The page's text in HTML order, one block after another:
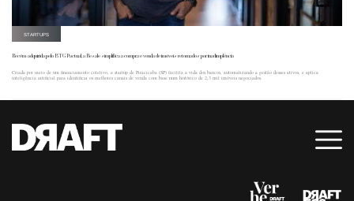
STARTUPS
Recém-adquirida pelo BTG Pactual, a Resale simplifica a compra e venda de imóveis retomados por inadimplência
Criada por meio de um financiamento coletivo, a startup de Piracicaba (SP) facilita a vida dos bancos, automatizando a gestão desses ativos, e aplica
inteligência artificial para identificar os melhores canais de venda com base num histórico de 2,3 mil imóveis negociados.